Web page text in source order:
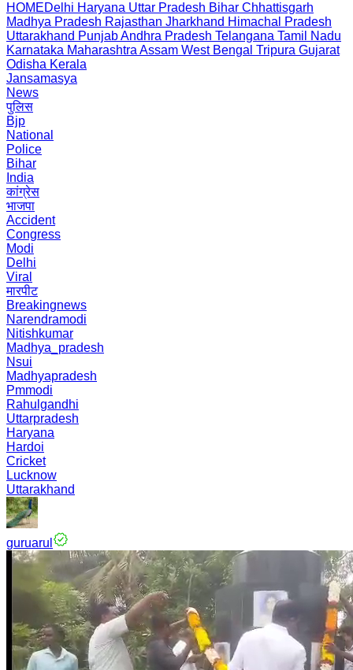
HOMEDelhi Haryana Uttar Pradesh Bihar Chhattisgarh
Madhya Pradesh Rajasthan Jharkhand Himachal Pradesh
Uttarakhand PunjabAndhra Pradesh Telangana Tamil Nadu
Karnataka Maharashtra Assam West Bengal Tripura Gujarat
Odisha Kerala
Jansamasya
News
पुलिस
Bjp
National
Police
Bihar
India
कांग्रेस
भाजपा
Accident
Congress
Modi
Delhi
Viral
मारपीट
Breakingnews
Narendramodi
Nitishkumar
Madhya_pradesh
Nsui
Madhyapradesh
Pmmodi
Rahulgandhi
Uttarpradesh
Haryana
Hardoi
Cricket
Lucknow
Uttarakhand
guruarul